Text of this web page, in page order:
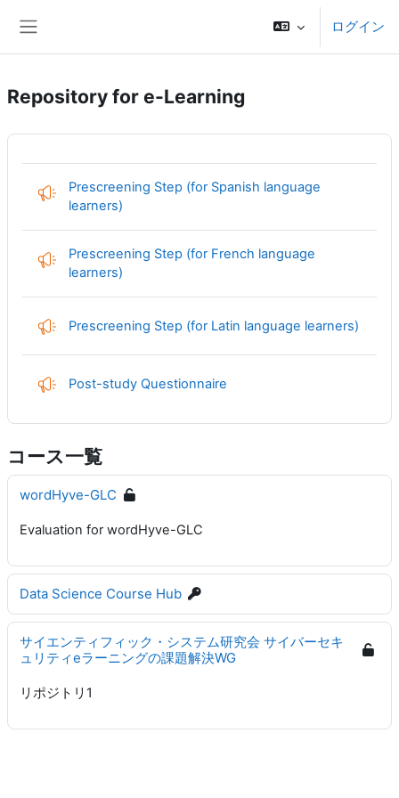
ログイン
Repository for e-Learning
Prescreening Step (for Spanish language
learners)
Prescreening Step (for French language
learners)
Prescreening Step (for Latin language learners)
Post-study Questionnaire
コース一覧
wordHyve-GLC
Evaluation for wordHyve-GLC
Data Science Course Hub
サイエンティフィック・システム研究会 サイバーセキ
ュリティeラーニングの課題解決WG
リポジトリ1